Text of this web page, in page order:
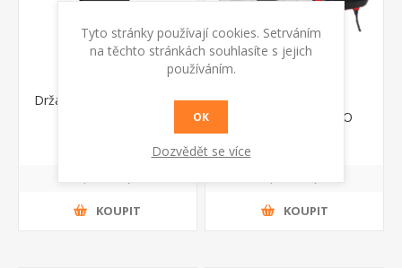
Držák k nabíječce Doctor
KOUPIT
nabíječky Pulse EVO
KOUPIT
Tyto stránky používají cookies. Setrváním
na těchto stránkách souhlasíte s jejich
používáním.
OK
Dozvědět se více